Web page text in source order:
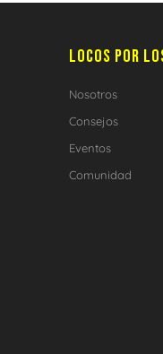
LOCOS POR
Nosotros
Consejos
Eventos
Comunidad